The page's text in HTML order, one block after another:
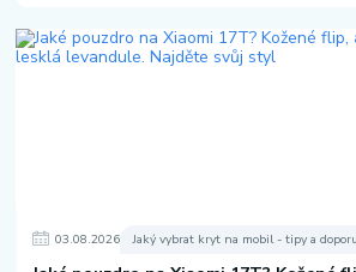
03.08.2026 Jaký vybrat kryt na mobil - tipy a